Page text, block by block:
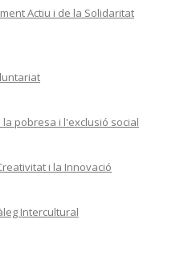
Actiu i de la Solidaritat
la pobresa i l'exclusió social
i la Innovació
Intercultural